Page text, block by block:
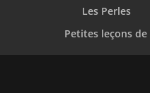
Les Perles
Petites leçons